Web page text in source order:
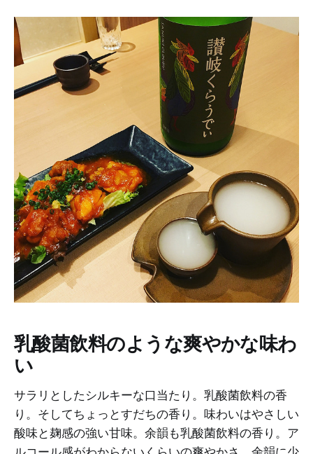
乳酸菌飲料のような爽やかな味わ
い
サラリとしたシルキーな口当たり。乳酸菌飲料の香
り。そしてちょっとすだちの香り。味わいはやさしい
酸味と麹感の強い甘味。余韻も乳酸菌飲料の香り。ア